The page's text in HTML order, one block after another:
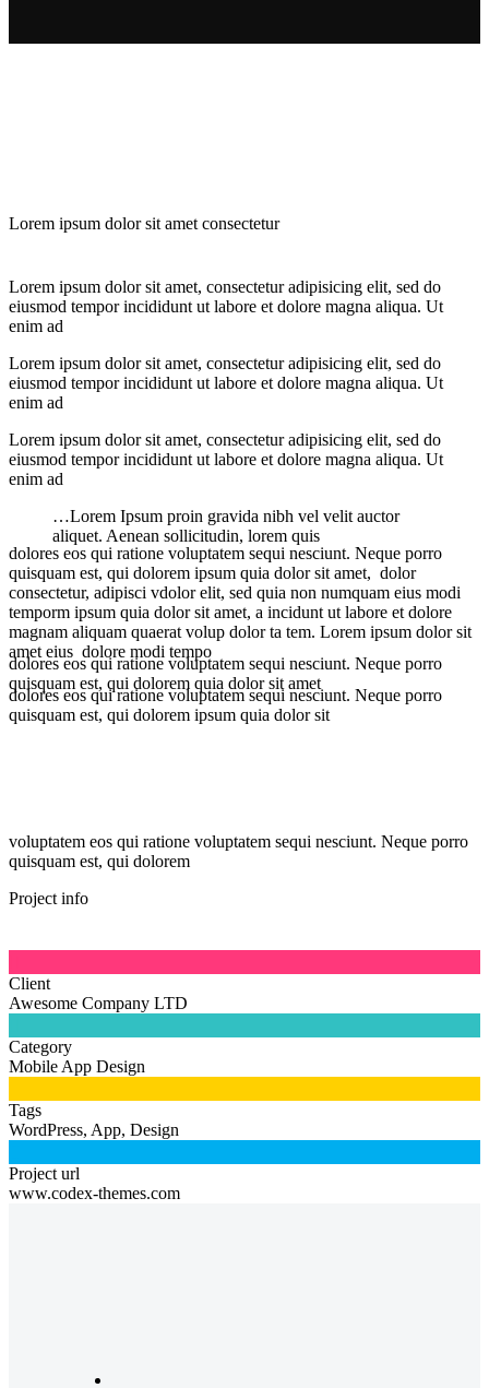
Lorem ipsum dolor sit amet consectetur
Lorem ipsum dolor sit amet, consectetur adipisicing elit, sed do
eiusmod tempor incididunt ut labore et dolore magna aliqua. Ut
enim ad
Lorem ipsum dolor sit amet, consectetur adipisicing elit, sed do
eiusmod tempor incididunt ut labore et dolore magna aliqua. Ut
enim ad
Lorem ipsum dolor sit amet, consectetur adipisicing elit, sed do
eiusmod tempor incididunt ut labore et dolore magna aliqua. Ut
enim ad
…Lorem Ipsum proin gravida nibh vel velit auctor
aliquet. Aenean sollicitudin, lorem quis
dolores eos qui ratione voluptatem sequi nesciunt. Neque porro
quisquam est, qui dolorem ipsum quia dolor sit amet, dolor
consectetur, adipisci vdolor elit, sed quia non numquam eius modi
temporm ipsum quia dolor sit amet, a incidunt ut labore et dolore
magnam aliquam quaerat volup dolor ta tem. Lorem ipsum dolor sit
amet eius dolore modi tempo
dolores eos qui ratione voluptatem sequi nesciunt. Neque porro
quisquam est, qui dolorem quia dolor sit amet
dolores eos qui ratione voluptatem sequi nesciunt. Neque porro
quisquam est, qui dolorem ipsum quia dolor sit
voluptatem eos qui ratione voluptatem sequi nesciunt. Neque porro
quisquam est, qui dolorem
Project info
Client
Awesome Company LTD
Category
Mobile App Design
Tags
WordPress, App, Design
Project url
www.codex-themes.com